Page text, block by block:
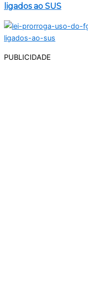
ligados ao SUS
PUBLICIDADE